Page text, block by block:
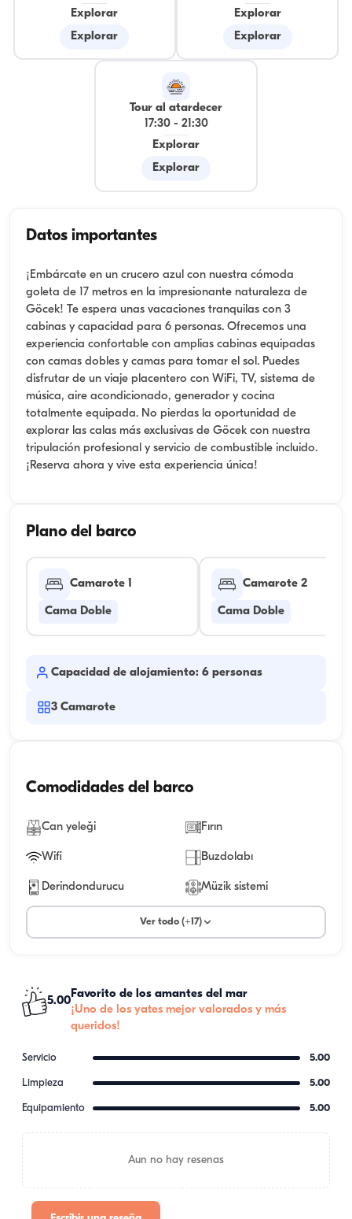
Explorar
Explorar
Explorar
Explorar
Tour al atardecer
17:30- 21:30
Explorar
Explorar
Datos importantes
¡Embárcate en un crucero azul con nuestra cómoda
goleta de 17 metros en la impresionante naturaleza de
Göcek! Te espera unas vacaciones tranquilas con 3
cabinas y capacidad para 6 personas. Ofrecemos una
experiencia confortable con amplias cabinas equipadas
con camas dobles y camas para tomar el sol. Puedes
disfrutar de un viaje placentero con WiFi, TV, sistema de
música, aire acondicionado, generador y cocina
totalmente equipada. No pierdas la oportunidad de
explorar las calas más exclusivas de Göcek con nuestra
tripulación profesional y servicio de combustible incluido.
¡Reserva ahora y vive esta experiencia única!
Plano del barco
Camarote 1
Cama Doble
Camarote 2
Cama Doble
Capacidad de alojamiento: 6 personas
3 Camarote
Comodidades del barco
Can yeleği Fırın
Wifi Buzdolabı
Derindondurucu Müzik sistemi
Ver todo (+17)
5.00
Favorito de los amantes del mar
¡Uno de los yates mejor valorados y más
queridos!
Servicio 5.00
Limpieza 5.00
Equipamiento 5.00
Aun no hay resenas